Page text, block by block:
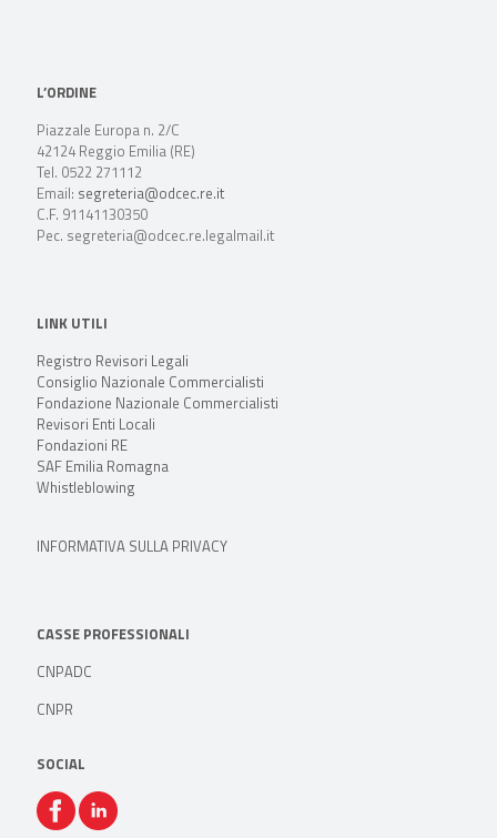
L’ORDINE
Piazzale Europa n. 2/C
42124 Reggio Emilia (RE)
Tel. 0522 271112
Email: segreteria@odcec.re.it
C.F. 91141130350
Pec. segreteria@odcec.re.legalmail.it
LINK UTILI
Registro Revisori Legali
Consiglio Nazionale Commercialisti
Fondazione Nazionale Commercialisti
Revisori Enti Locali
Fondazioni RE
SAF Emilia Romagna
Whistleblowing
INFORMATIVA SULLA PRIVACY
CASSE PROFESSIONALI
CNPADC
CNPR
SOCIAL